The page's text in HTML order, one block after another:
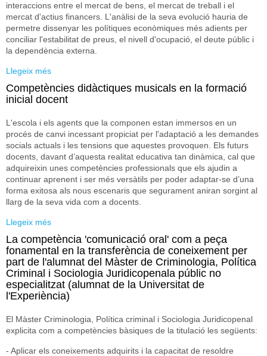
interaccions entre el mercat de bens, el mercat de treball i el
mercat d'actius financers. L'anàlisi de la seva evolució hauria de
permetre dissenyar les polítiques econòmiques més adients per
conciliar l'estabilitat de preus, el nivell d'ocupació, el deute públic i
la dependència externa.
Llegeix més
GÈNERE?. Incorporant les ulleres violeta per visibilizar
l'invisible
Competències didàctiques musicals en la formació
inicial docent
L'escola i els agents que la componen estan immersos en un
procés de canvi incessant propiciat per l'adaptació a les demandes
socials actuals i les tensions que aquestes provoquen. Els futurs
docents, davant d’aquesta realitat educativa tan dinàmica, cal que
adquireixin unes competències professionals que els ajudin a
continuar aprenent i ser més versàtils per poder adaptar-se d’una
forma exitosa als nous escenaris que segurament aniran sorgint al
llarg de la seva vida com a docents.
Llegeix més
inicial docent
La competència 'comunicació oral' com a peça
fonamental en la transferència de coneixement per
part de l'alumnat del Màster de Criminologia, Política
Criminal i Sociologia Juridicopenala públic no
especialitzat (alumnat de la Universitat de
l'Experiència)
El Màster Criminologia, Política criminal i Sociologia Juridicopenal
explicita com a competències bàsiques de la titulació les següents:
- Aplicar els coneixements adquirits i la capacitat de resoldre